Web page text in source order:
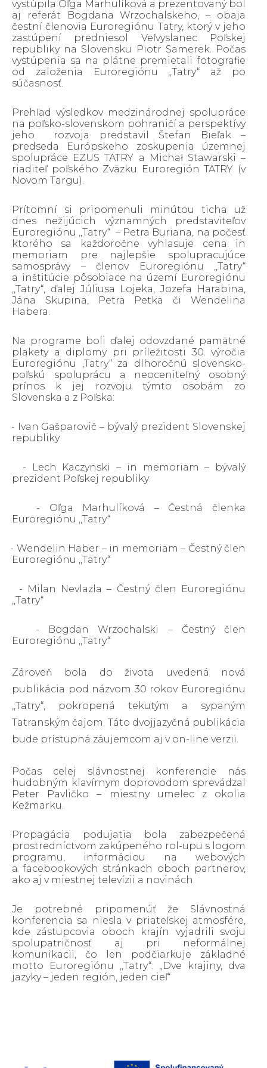
vystúpila Oľga Marhulíková a prezentovaný bol
aj referát Bogdana Wrzochalskeho, – obaja
čestní členovia Euroregiónu Tatry, ktorý v jeho
zastúpení predniesol Veľvyslanec Poľskej
republiky na Slovensku Piotr Samerek. Počas
vystúpenia sa na plátne premietali fotografie
od založenia Euroregiónu ,,Tatry“ až po
súčasnosť.
Prehľad výsledkov medzinárodnej spolupráce
na poľsko-slovenskom pohraničí a perspektívy
jeho rozvoja predstavil Štefan Bieľak –
predseda Európskeho zoskupenia územnej
spolupráce EZUS TATRY a Michał Stawarski –
riaditeľ poľského Zväzku Euroregión TATRY (v
Novom Targu).
Prítomní si pripomenuli minútou ticha už
dnes nežijúcich významných predstaviteľov
Euroregiónu ,,Tatry“ – Petra Buriana, na počesť
ktorého sa každoročne vyhlasuje cena in
memoriam pre najlepšie spolupracujúce
samosprávy – členov Euroregiónu ,,Tatry“
a inštitúcie pôsobiace na území Euroregiónu
,,Tatry“, ďalej Júliusa Lojeka, Jozefa Harabina,
Jána Skupina, Petra Petka či Wendelina
Habera.
Na programe boli ďalej odovzdané pamätné
plakety a diplomy pri príležitosti 30. výročia
Euroregiónu ,Tatry“ za dlhoročnú slovensko-
poľskú spoluprácu a neoceniteľný osobný
prínos k jej rozvoju týmto osobám zo
Slovenska a z Poľska:
- Ivan Gašparovič – bývalý prezident Slovenskej
republiky
- Lech Kaczynski – in memoriam – bývalý
prezident Poľskej republiky
- Oľga Marhulíková – Čestná členka
Euroregiónu ,,Tatry“
- Wendelin Haber – in memoriam – Čestný člen
Euroregiónu ,,Tatry“
- Milan Nevlazla – Čestný člen Euroregiónu
,,Tatry“
- Bogdan Wrzochalski – Čestný člen
Euroregiónu ,,Tatry“
Zároveň bola do života uvedená nová
publikácia pod názvom 30 rokov Euroregiónu
,,Tatry“, pokropená tekutým a sypaným
Tatranským čajom. Táto dvojjazyčná publikácia
bude prístupná záujemcom aj v on-line verzii.
Počas celej slávnostnej konferencie nás
hudobným klavírnym doprovodom sprevádzal
Peter Pavličko – miestny umelec z okolia
Kežmarku.
Propagácia podujatia bola zabezpečená
prostredníctvom zakúpeného rol-upu s logom
programu, informáciou na webových
a facebookových stránkach oboch partnerov,
ako aj v miestnej televízii a novinách.
Je potrebné pripomenúť že Slávnostná
konferencia sa niesla v priateľskej atmosfére,
kde zástupcovia oboch krajín vyjadrili svoju
spolupatričnosť aj pri neformálnej
komunikacii, čo len podčiarkuje základné
motto Euroregiónu ,,Tatry“: „Dve krajiny, dva
jazyky – jeden región, jeden cieľ“